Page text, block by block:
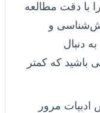
با دقت مطالعه
و
دنبال
باشید که کمتر
ادبیات مرور